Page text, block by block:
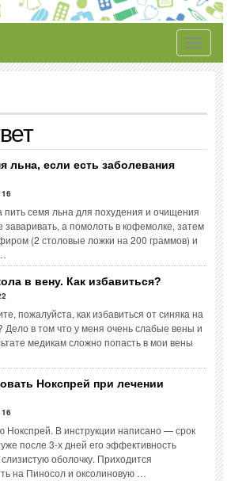
Toggle
льна, если есть заболевания
пить семя льна для похудения и очищения
заваривать, а помолоть в кофемолке, затем
(2 столовые ложки на 200 граммов) и
в вену. Как избавиться?
пожалуйста, как избавиться от синяка на
Дело в том что у меня очень слабые вены и
медикам сложно попасть в мои вены
Нокспрей при лечении
Нокспрей. В инструкции написано — срок
после 3-х дней его эффективность
оболочку. Приходится
на Пиносол и оксолиновую …